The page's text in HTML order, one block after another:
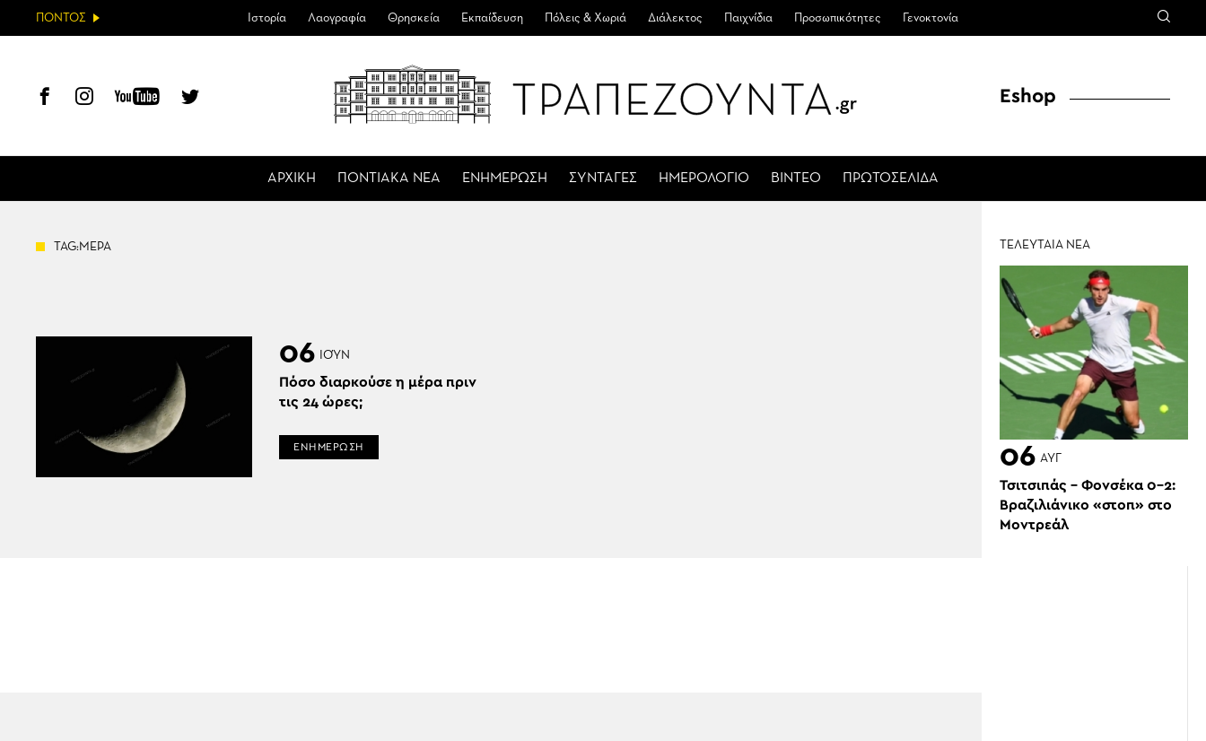
ΠΟΝΤΟΣ Ιστορία Λαογραφία Θρησκεία Εκπαίδευση Πόλεις & Χωριά Διάλεκτος Παιχνίδια Προσωπικότητες Γενοκτονία
ΑΡΧΙΚΗ ΠΟΝΤΙΑΚΑ ΝΕΑ ΕΝΗΜΕΡΩΣΗ ΣΥΝΤΑΓΕΣ ΗΜΕΡΟΛΟΓΙΟ ΒΙΝΤΕΟ ΠΡΩΤΟΣΕΛΙΔΑ
Eshop
TAG:ΜΕΡΑ
06 ΙΟΎΝ
Πόσο διαρκούσε η μέρα πριν
τις 24 ώρες;
ΕΝΗΜΕΡΩΣΗ
ΤΕΛΕΥΤΑΙΑ ΝΕΑ
06 ΑΥΓ
Τσιτσιπάς – Φονσέκα 0-2:
Βραζιλιάνικο «στοπ» στο
Μοντρεάλ